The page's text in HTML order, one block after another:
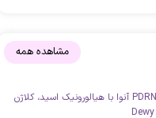
مشاهده همه